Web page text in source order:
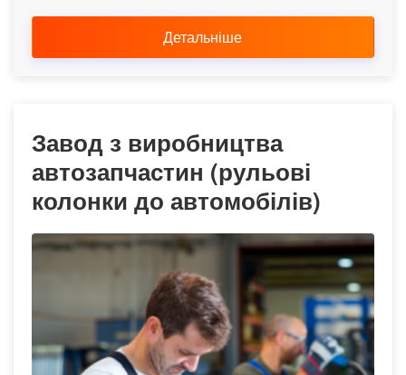
Детальніше
Завод з виробництва
автозапчастин (рульові
колонки до автомобілів)